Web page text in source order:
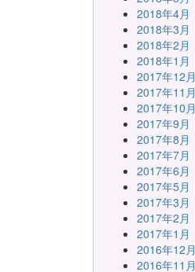
2018年4月
2018年3月
2018年2月
2018年1月
2017年12月
2017年11月
2017年10月
2017年9月
2017年8月
2017年7月
2017年6月
2017年5月
2017年3月
2017年2月
2017年1月
2016年12月
2016年11月